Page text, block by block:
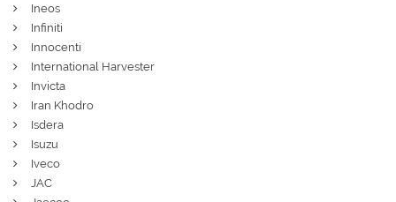
Ineos
Infiniti
Innocenti
International Harvester
Invicta
Iran Khodro
Isdera
Isuzu
Iveco
JAC